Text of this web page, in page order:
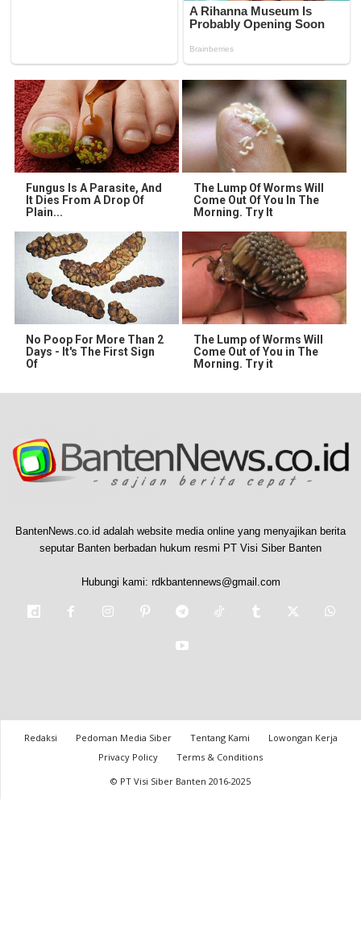
Fungus Is A Parasite, And
It Dies From A Drop Of
Plain...
The Lump Of Worms Will
Come Out Of You In The
Morning. Try It
No Poop For More Than 2
Days - It's The First Sign
Of
The Lump of Worms Will
Come Out of You in The
Morning. Try it
BantenNews.co.id adalah website media online yang menyajikan berita
seputar Banten berbadan hukum resmi PT Visi Siber Banten
Hubungi kami: rdkbantennews@gmail.com
Redaksi Pedoman Media Siber Tentang Kami
Lowongan Kerja
Privacy Policy
Terms & Conditions
© PT Visi Siber Banten 2016-2025